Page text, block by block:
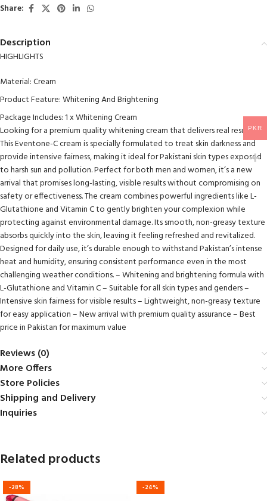
Share:
Description
HIGHLIGHTS
Material: Cream
Product Feature: Whitening And Brightening
Package Includes: 1 x Whitening Cream
Looking for a premium quality whitening cream that delivers real results?
This Eventone-C cream is specially formulated to treat skin darkness and
provide intensive fairness, making it ideal for Pakistani skin types exposed
to harsh sun and pollution. Perfect for both men and women, it’s a new
arrival that promises long-lasting, visible results without compromising on
safety or effectiveness. The cream combines powerful ingredients like L-
Glutathione and Vitamin C to gently brighten your complexion while
protecting against environmental damage. Its smooth, non-greasy texture
absorbs quickly into the skin, leaving it feeling refreshed and revitalized.
Designed for daily use, it’s durable enough to withstand Pakistan’s intense
heat and humidity, ensuring consistent performance even in the most
challenging weather conditions. – Whitening and brightening formula with
L-Glutathione and Vitamin C – Suitable for all skin types and genders –
Intensive skin fairness for visible results – Lightweight, non-greasy texture
for easy application – New arrival with premium quality assurance – Best
price in Pakistan for maximum value
Reviews (0)
More Offers
Store Policies
Shipping and Delivery
Inquiries
Related products
-28% -24%
PKR